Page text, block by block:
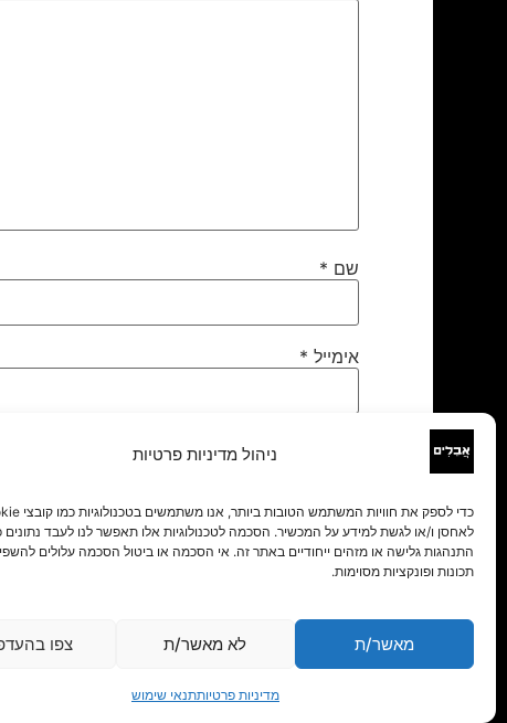
ניהול מדיניות פרטיות
לאחסן ו/או לגשת למידע על המכשיר. הסכמה לטכנולוגיות אלו תאפשר לנו לעבד נתונים
התנהגות גלישה או מזהים ייחודיים באתר זה. אי הסכמה או ביטול הסכמה עלולים
תכונות ופונקציות מסוימות.
מאשר/ת לא מאשר/ת צפו
מדיניות פרטיותתנאי שימוש
שם *
אימייל *